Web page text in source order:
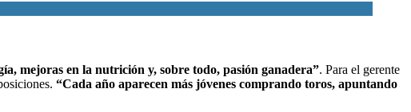
mejoras en la nutrición y, sobre todo, pasión ganadera”. Para el gerente
“Cada año aparecen más jóvenes comprando toros, apuntando